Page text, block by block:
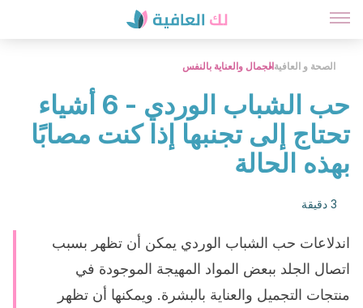
الصحة و العافيةالجمال والعناية بالنفس
حب الشباب الوردي - 6 أشياء
تحتاج إلى تجنبها إذا كنت مصابًا
بهذه الحالة
3 دقيقة
اندلاعات حب الشباب الوردي يمكن أن تظهر بسبب
اتصال الجلد ببعض المواد المهيجة الموجودة في
منتجات التجميل والعناية بالبشرة. ويمكنها أن تظهر